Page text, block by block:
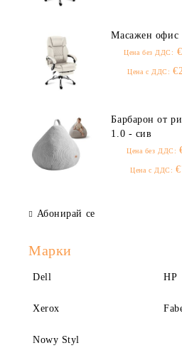
Масажен офис
Цена без ДДС:
Цена с ДДС:
Барбарон от
1.0 - сив
Цена без ДДС:
Цена с ДДС:
Абонирай се
Марки
Dell HP
Xerox
Nowy Styl